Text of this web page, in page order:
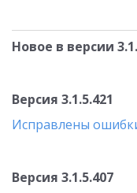
Новое в версии
Версия 3.1.5.421
Исправлены
Версия 3.1.5.407